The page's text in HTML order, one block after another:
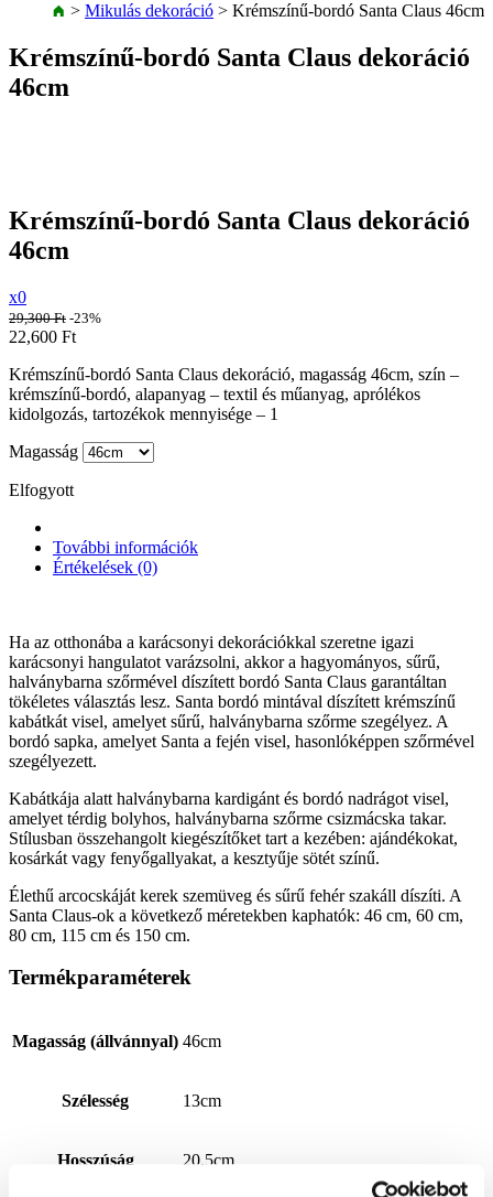
> Mikulás dekoráció > Krémszínű-bordó Santa Claus 46cm
Krémszínű-bordó Santa Claus dekoráció
46cm
Krémszínű-bordó Santa Claus dekoráció
46cm
x0
29,300Ft -23%
22,600 Ft
Krémszínű-bordó Santa Claus dekoráció, magasság 46cm, szín –
krémszínű-bordó, alapanyag – textil és műanyag, aprólékos
kidolgozás, tartozékok mennyisége – 1
Magasság
Elfogyott
További információk
Értékelések (0)
Ha az otthonába a karácsonyi dekorációkkal szeretne igazi
karácsonyi hangulatot varázsolni, akkor a hagyományos, sűrű,
halványbarna szőrmével díszített bordó Santa Claus garantáltan
tökéletes választás lesz. Santa bordó mintával díszített krémszínű
kabátkát visel, amelyet sűrű, halványbarna szőrme szegélyez. A
bordó sapka, amelyet Santa a fején visel, hasonlóképpen szőrmével
szegélyezett.
Kabátkája alatt halványbarna kardigánt és bordó nadrágot visel,
amelyet térdig bolyhos, halványbarna szőrme csizmácska takar.
Stílusban összehangolt kiegészítőket tart a kezében: ajándékokat,
kosárkát vagy fenyőgallyakat, a kesztyűje sötét színű.
Élethű arcocskáját kerek szemüveg és sűrű fehér szakáll díszíti. A
Santa Claus-ok a következő méretekben kaphatók: 46 cm, 60 cm,
80 cm, 115 cm és 150 cm.
Termékparaméterek
Magasság (állvánnyal) 46cm
Szélesség 13cm
Hosszúság 20,5cm